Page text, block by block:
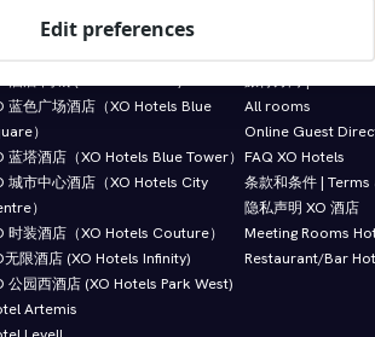
hotels
蓝色广场酒店（XO Hotels Blue
）
蓝塔酒店（XO Hotels Blue Tower）
城市中心酒店（XO Hotels City
）
时装酒店（XO Hotels Couture）
无限酒店 (XO Hotels Infinity)
公园西酒店 (XO Hotels Park West)
Artemis
All rooms
Online Guest
FAQ XO Hotels
条款和条件 |
隐私声明 XO 酒店
Meeting Rooms
Restaurant/Bar
Edit preferences